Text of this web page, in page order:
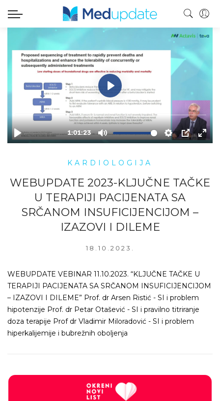
KARDIOLOGIJA
WEBUPDATE 2023-KLJUČNE TAČKE
U TERAPIJI PACIJENATA SA
SRČANOM INSUFICIJENCIJOM –
IZAZOVI I DILEME
18.10.2023.
WEBUPDATE VEBINAR 11.10.2023. “KLJUČNE TAČKE U
TERAPIJI PACIJENATA SA SRČANOM INSUFICIJENCIJOM
– IZAZOVI I DILEME” Prof. dr Arsen Ristić - SI i problem
hipotenzije Prof. dr Petar Otašević - SI i pravilno titriranje
doza terapije Prof dr Vladimir Miloradović - SI i problem
hiperkalijemije i bubrežnih oboljenja